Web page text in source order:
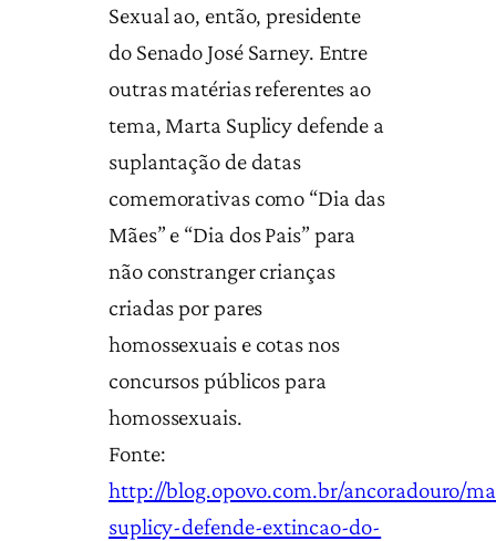
Sexual ao, então, presidente
do Senado José Sarney. Entre
outras matérias referentes ao
tema, Marta Suplicy defende a
suplantação de datas
comemorativas como “Dia das
Mães” e “Dia dos Pais” para
não constranger crianças
criadas por pares
homossexuais e cotas nos
concursos públicos para
homossexuais.
Fonte:
http://blog.opovo.com.br/ancoradouro/
suplicy-defende-extincao-do-